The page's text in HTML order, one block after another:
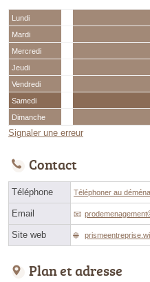
Lundi
Mardi
Mercredi
Jeudi
Vendredi
Samedi
Dimanche
Signaler une erreur
Contact
Téléphone Téléphoner au
Email
Site web
Plan et adresse